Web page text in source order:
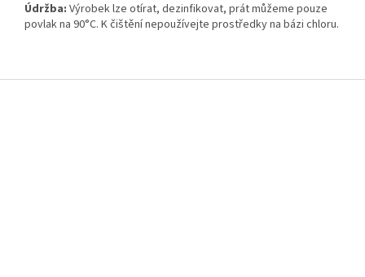
Údržba: Výrobek lze otírat, dezinfikovat, prát můžeme pouze
povlak na 90°C. K čištění nepoužívejte prostředky na bázi chloru.